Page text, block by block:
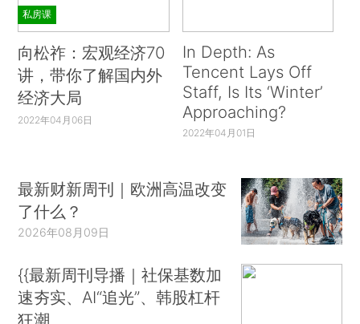
私房课
向松祚：宏观经济70
讲，带你了解国内外
经济大局
2022年04月06日
In Depth: As
Tencent Lays Off
Staff, Is Its ‘Winter’
Approaching?
2022年04月01日
最新财新周刊｜欧洲高温改变
了什么？
2026年08月09日
{{最新周刊导播｜社保基数加
速夯实、AI“追光”、韩股杠杆
狂潮